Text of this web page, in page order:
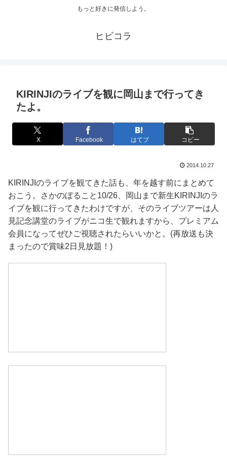
もっと好きに発信しよう。
ヒビコラ
KIRINJIのライブを観に岡山まで行ってき
たよ。
X Facebook はてブ コピー
2014.10.27
KIRINJIのライブを観てきた話も、年を越す前にまとめて
おこう。さかのぼること10/26、岡山まで新生KIRINJIのラ
イブを観に行ってきたわけですが、そのライブツアーは人
見記念講堂のライブがニコ生で観れますから、プレミアム
会員になってぜひご視聴されたらいいかと。(再放送も決
まったので賞味2日見放題！)